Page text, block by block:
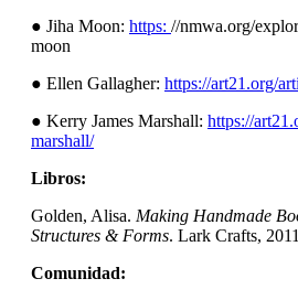
● Jiha Moon: https: //nmwa.org/
moon
● Ellen Gallagher: https://art21.org/
● Kerry James Marshall: https://
marshall/
Libros:
Golden, Alisa. Making Handmade
Structures & Forms. Lark Crafts,
Comunidad: